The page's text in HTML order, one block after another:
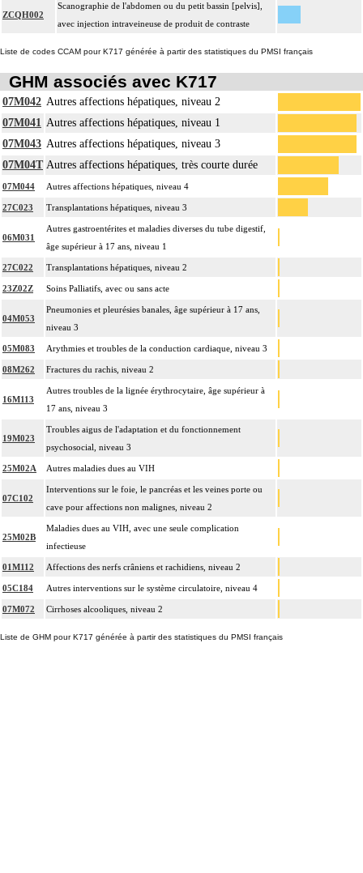
ZCQH002
Scanographie de l'abdomen ou du petit bassin [pelvis],
avec injection intraveineuse de produit de contraste
Liste de codes CCAM pour K717 générée à partir des statistiques du PMSI français
GHM associés avec K717
07M042 Autres affections hépatiques, niveau 2
07M041 Autres affections hépatiques, niveau 1
07M043 Autres affections hépatiques, niveau 3
07M04T Autres affections hépatiques, très courte durée
07M044 Autres affections hépatiques, niveau 4
27C023 Transplantations hépatiques, niveau 3
06M031
Autres gastroentérites et maladies diverses du tube digestif,
âge supérieur à 17 ans, niveau 1
27C022 Transplantations hépatiques, niveau 2
23Z02Z Soins Palliatifs, avec ou sans acte
04M053
Pneumonies et pleurésies banales, âge supérieur à 17 ans,
niveau 3
05M083 Arythmies et troubles de la conduction cardiaque, niveau 3
08M262 Fractures du rachis, niveau 2
16M113
Autres troubles de la lignée érythrocytaire, âge supérieur à
17 ans, niveau 3
19M023
Troubles aigus de l'adaptation et du fonctionnement
psychosocial, niveau 3
25M02A Autres maladies dues au VIH
07C102
Interventions sur le foie, le pancréas et les veines porte ou
cave pour affections non malignes, niveau 2
25M02B
Maladies dues au VIH, avec une seule complication
infectieuse
01M112 Affections des nerfs crâniens et rachidiens, niveau 2
05C184 Autres interventions sur le système circulatoire, niveau 4
07M072 Cirrhoses alcooliques, niveau 2
Liste de GHM pour K717 générée à partir des statistiques du PMSI français